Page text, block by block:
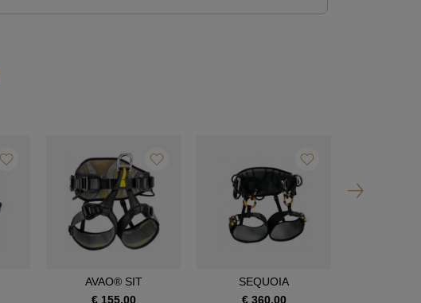
AVAO® SIT
€ 155,00
SEQUOIA
€ 360,00